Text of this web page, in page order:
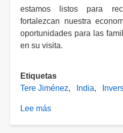
estamos listos para
fortalezcan nuestra
oportunidades para las
en su visita.
Etiquetas
Tere Jiménez
India
Lee más